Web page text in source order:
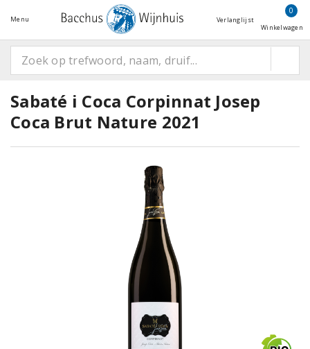
Menu Verlanglijst
0
Winkelwagen
Sabaté i Coca Corpinnat Josep
Coca Brut Nature 2021